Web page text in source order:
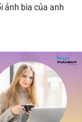
hòa vốn.
ảnh bìa của anh